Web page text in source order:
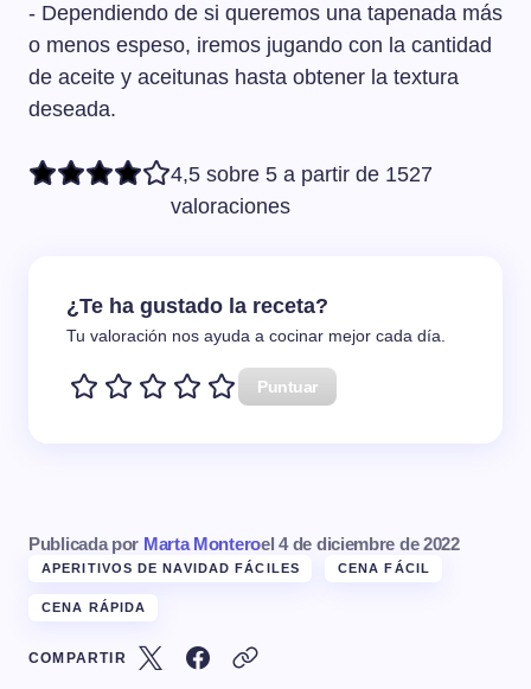
- Dependiendo de si queremos una tapenada más
o menos espeso, iremos jugando con la cantidad
de aceite y aceitunas hasta obtener la textura
deseada.
4,5 sobre 5 a partir de 1527
valoraciones
¿Te ha gustado la receta?
Tu valoración nos ayuda a cocinar mejor cada día.
Puntuar
Publicada por Marta Monteroel 4 de diciembre de 2022
APERITIVOS DE NAVIDAD FÁCILES CENA FÁCIL
CENA RÁPIDA
COMPARTIR